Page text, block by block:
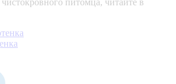
питомца, читайте в